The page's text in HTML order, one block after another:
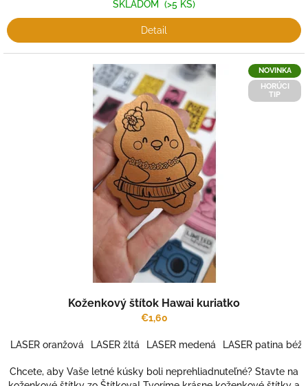
SKLADOM (>5 KS)
Detail
NOVINKA
HORÚCI
TIP
Koženkový štítok Hawai kuriatko
€1,60
LASER oranžová LASER žltá LASER medená LASER patina
Chcete, aby Vaše letné kúsky boli neprehliadnuteľné? Stavte na